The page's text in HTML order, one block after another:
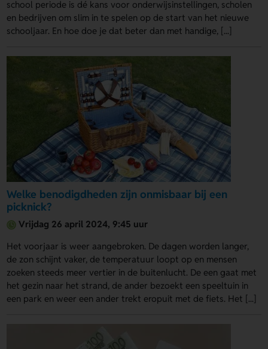
school periode is dé kans voor onderwijsinstellingen, scholen
en bedrijven om slim in te spelen op de start van het nieuwe
schooljaar. En hoe doe je dat beter dan met handige, [...]
Welke benodigdheden zijn onmisbaar bij een
picknick?
Vrijdag 26 april 2024, 9:45 uur
Het voorjaar is weer aangebroken. De dagen worden langer,
de zon schijnt vaker, de temperatuur loopt op en mensen
zoeken steeds meer vertier in de buitenlucht. De een gaat met
het gezin naar het strand, de ander bezoekt een speeltuin in
een park en weer een ander trekt eropuit met de fiets. Het [...]